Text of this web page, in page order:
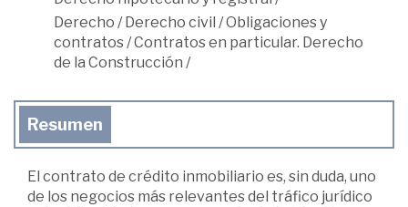
Derecho /Derecho civil /Obligaciones y
contratos/Contratos en particular. Derecho
de la Construcción /
Resumen
El contrato de crédito inmobiliario es, sin duda, uno
de los negocios más relevantes del tráfico jurídico